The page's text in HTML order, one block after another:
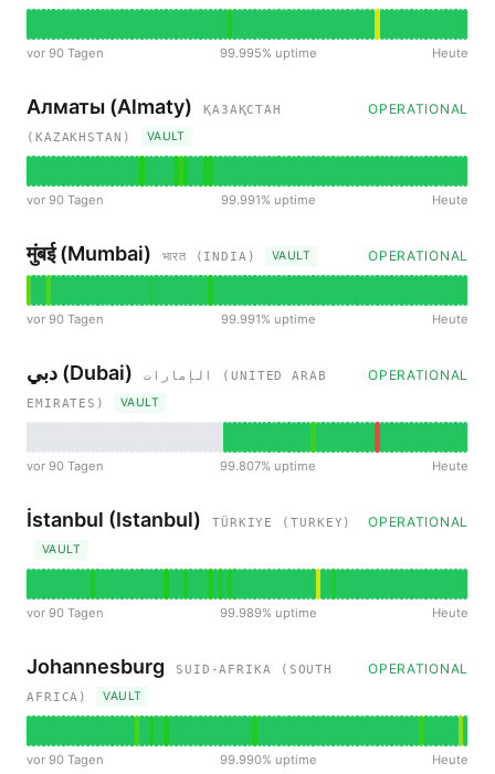
vor 90 Tagen 99.995% uptime Heute
Алматы (Almaty)
ҚАЗАҚСТАН
(KAZAKHSTAN)
VAULT
OPERATIONAL
vor 90 Tagen 99.991% uptime Heute
मुंबई (Mumbai) भारत (INDIA) VAULT OPERATIONAL
vor 90 Tagen 99.991% uptime Heute
دبي (Dubai)
الإمارات (UNITED ARAB
EMIRATES)
VAULT
OPERATIONAL
vor 90 Tagen 99.807% uptime Heute
İstanbul (Istanbul)
TÜRKIYE (TURKEY)
VAULT
OPERATIONAL
vor 90 Tagen 99.989% uptime Heute
Johannesburg
SUID-AFRIKA (SOUTH
AFRICA)
VAULT
OPERATIONAL
vor 90 Tagen 99.990% uptime Heute